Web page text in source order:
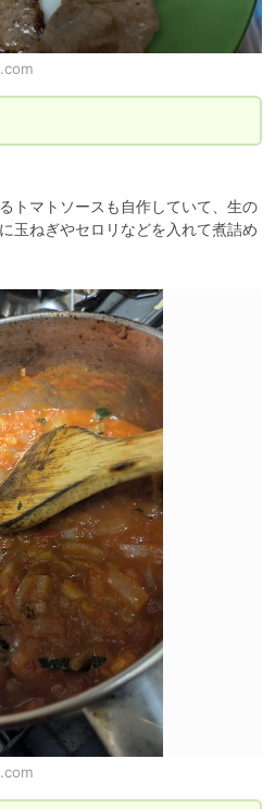
トマトソースも自作していて、生の
玉ねぎやセロリなどを入れて煮詰め